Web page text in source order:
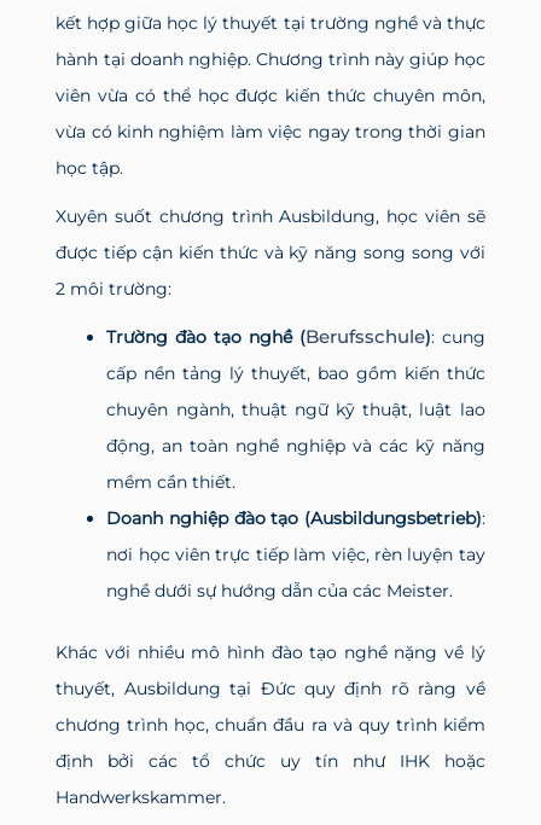
kết hợp giữa học lý thuyết tại trường nghề và thực
hành tại doanh nghiệp. Chương trình này giúp học
viên vừa có thể học được kiến thức chuyên môn,
vừa có kinh nghiệm làm việc ngay trong thời gian
học tập.
Xuyên suốt chương trình Ausbildung, học viên sẽ
được tiếp cận kiến thức và kỹ năng song song với
2 môi trường:
Trường đào tạo nghề (Berufsschule): cung
cấp nền tảng lý thuyết, bao gồm kiến thức
chuyên ngành, thuật ngữ kỹ thuật, luật lao
động, an toàn nghề nghiệp và các kỹ năng
mềm cần thiết.
Doanh nghiệp đào tạo (Ausbildungsbetrieb):
nơi học viên trực tiếp làm việc, rèn luyện tay
nghề dưới sự hướng dẫn của các Meister.
Khác với nhiều mô hình đào tạo nghề nặng về lý
thuyết, Ausbildung tại Đức quy định rõ ràng về
chương trình học, chuẩn đầu ra và quy trình kiểm
định bởi các tổ chức uy tín như IHK hoặc
Handwerkskammer.